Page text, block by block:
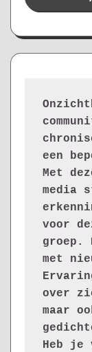
een
Met
media
voor
groep.
met
over
maar
Heb je